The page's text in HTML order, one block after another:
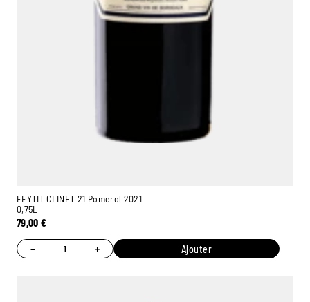
FEYTIT CLINET 21 Pomerol 2021
0,75L
79,00€
− + Ajouter